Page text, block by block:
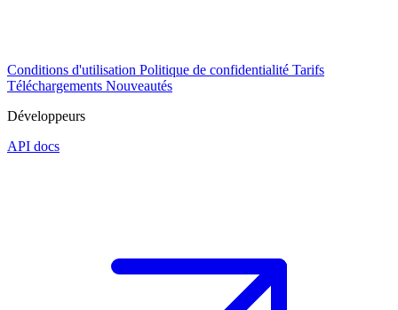
Conditions d'utilisation Politique de confidentialité Tarifs
Téléchargements Nouveautés
Développeurs
API docs